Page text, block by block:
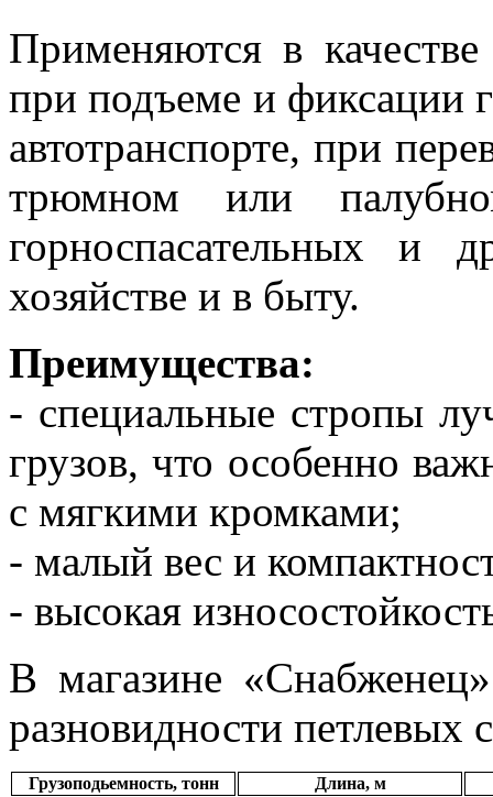
Применяются в качестве
при подъеме и фиксации
автотранспорте, при
трюмном или
горноспасательных и
хозяйстве и в быту.
Преимущества:
- специальные стропы
грузов, что особенно
с мягкими кромками;
- малый вес и
- высокая
В магазине
разновидности петлевых
Грузоподьемность, тонн
Длина, м